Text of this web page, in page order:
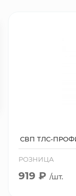
СВП ТЛС-ПРОФИ
РОЗНИЦА
919 ₽ /шт.